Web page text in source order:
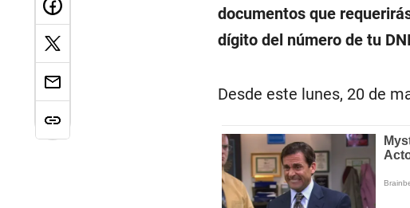
documentos que
dígito del número de tu
Desde este lunes, 20 de